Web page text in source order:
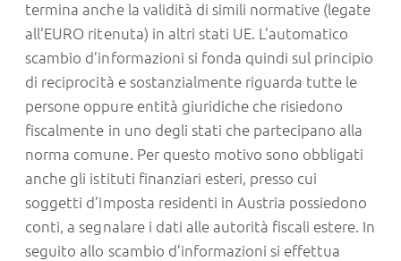
termina anche la validità di simili normative (legate
all’EURO ritenuta) in altri stati UE. L’automatico
scambio d’informazioni si fonda quindi sul principio
di reciprocità e sostanzialmente riguarda tutte le
persone oppure entità giuridiche che risiedono
fiscalmente in uno degli stati che partecipano alla
norma comune. Per questo motivo sono obbligati
anche gli istituti finanziari esteri, presso cui
soggetti d’imposta residenti in Austria possiedono
conti, a segnalare i dati alle autorità fiscali estere. In
seguito allo scambio d’informazioni si effettua